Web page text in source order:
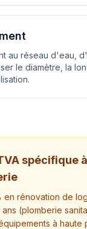
au réseau d'eau,
le diamètre, la
spécifique
en rénovation de
(plomberie
à haute